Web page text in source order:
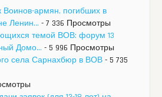
Воинов-армян, погибших в
Ленин... - 7 336 Просмотры
темой ВОВ: форум 13
Домо... - 5 996 Просмотры
села Сарнахбюр в ВОВ - 5 735